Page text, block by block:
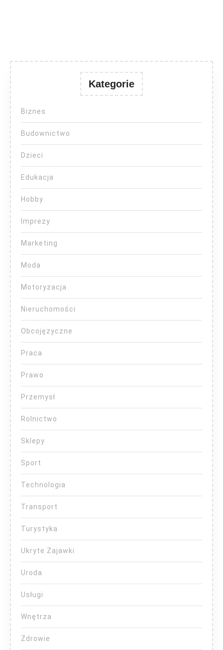
Kategorie
Biznes
Budownictwo
Dzieci
Edukacja
Hobby
Imprezy
Marketing
Moda
Motoryzacja
Nieruchomości
Obcojęzyczne
Praca
Prawo
Przemysł
Rolnictwo
Sklepy
Sport
Technologia
Transport
Turystyka
Ukryte Zajawki
Uroda
Usługi
Wnętrza
Zdrowie